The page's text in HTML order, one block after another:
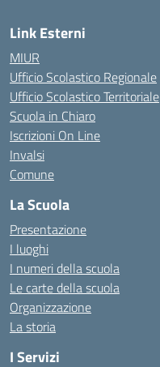
Link Esterni
MIUR
Ufficio Scolastico Regionale
Ufficio Scolastico Territoriale
Scuola in Chiaro
Iscrizioni On Line
Invalsi
Comune
La Scuola
Presentazione
I luoghi
I numeri della scuola
Le carte della scuola
Organizzazione
La storia
I Servizi